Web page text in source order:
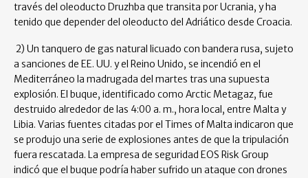
través del oleoducto Druzhba que transita por Ucrania, y ha
tenido que depender del oleoducto del Adriático desde Croacia.
2) Un tanquero de gas natural licuado con bandera rusa, sujeto
a sanciones de EE. UU. y el Reino Unido, se incendió en el
Mediterráneo la madrugada del martes tras una supuesta
explosión. El buque, identificado como Arctic Metagaz, fue
destruido alrededor de las 4:00 a. m., hora local, entre Malta y
Libia. Varias fuentes citadas por el Times of Malta indicaron que
se produjo una serie de explosiones antes de que la tripulación
fuera rescatada. La empresa de seguridad EOS Risk Group
indicó que el buque podría haber sufrido un ataque con drones